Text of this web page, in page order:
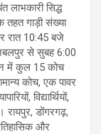
लाभकारी सिद्ध
तहत गाड़ी संख्या
रात 10:45 बजे
से सुबह 6:00
में कुल 15 कोच
कोच, एक पावर
विद्यार्थियों,
रायपुर, डोंगरगढ़,
और